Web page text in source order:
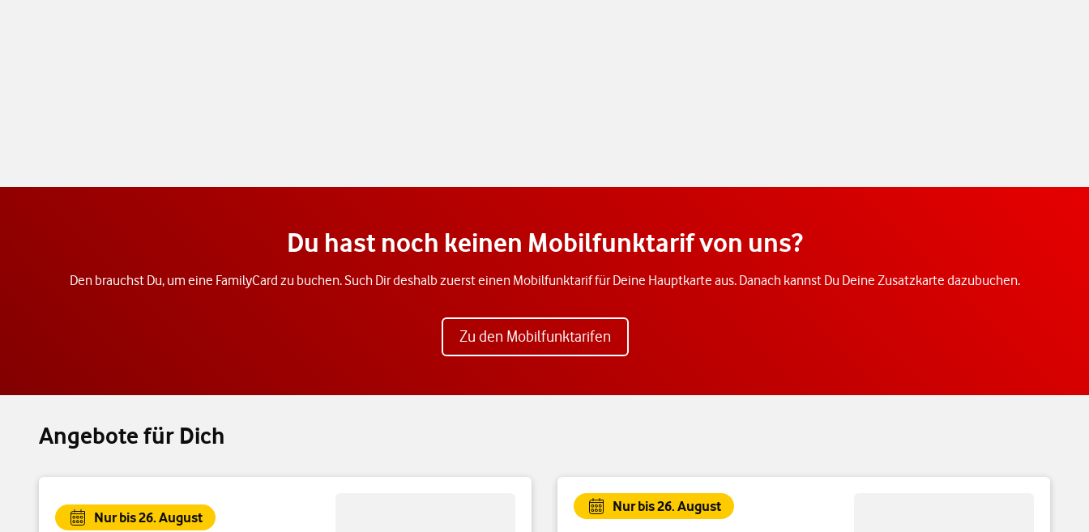
Du hast noch keinen Mobilfunktarif von uns?
Den brauchst Du, um eine FamilyCard zu buchen. Such Dir deshalb zuerst einen Mobilfunktarif für Deine Hauptkarte aus. Danach kannst Du Deine Zusatzkarte dazubuchen.
Zu den Mobilfunktarifen
Angebote für Dich
Nur bis 26. August
Nur bis 26. August